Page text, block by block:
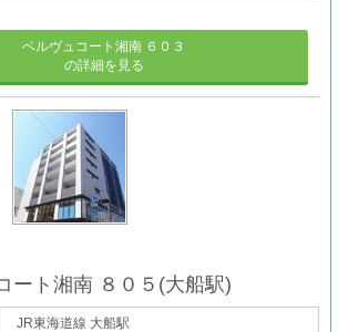
ベルヴュコート湘南 ６０３
の詳細を見る
ート湘南 ８０５ (大船駅)
JR東海道線 大船駅